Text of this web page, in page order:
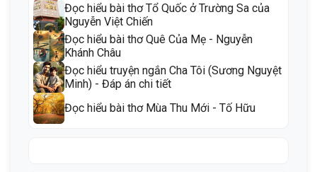
Đọc hiểu bài thơ Tổ Quốc ở Trường Sa của
Nguyễn Việt Chiến
Đọc hiểu bài thơ Quê Của Mẹ - Nguyễn
Khánh Châu
Đọc hiểu truyện ngắn Cha Tôi (Sương Nguyệt
Minh) - Đáp án chi tiết
Đọc hiểu bài thơ Mùa Thu Mới - Tố Hữu